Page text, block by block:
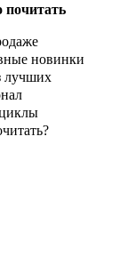
почитать
новинки
лучших